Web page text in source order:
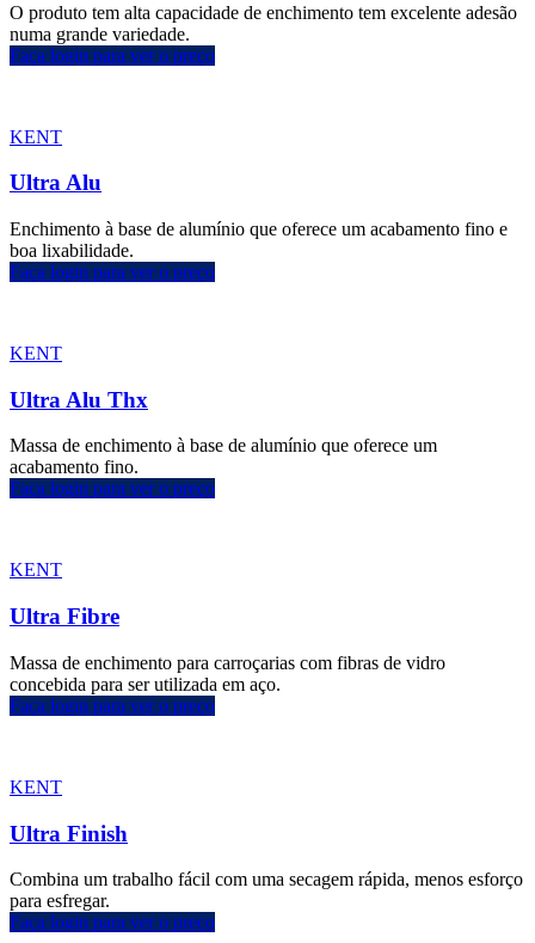
O produto tem alta capacidade de enchimento tem excelente adesão
numa grande variedade.
Faça login para ver o preço
KENT
Ultra Alu
Enchimento à base de alumínio que oferece um acabamento fino e
boa lixabilidade.
Faça login para ver o preço
KENT
Ultra Alu Thx
Massa de enchimento à base de alumínio que oferece um
acabamento fino.
Faça login para ver o preço
KENT
Ultra Fibre
Massa de enchimento para carroçarias com fibras de vidro
concebida para ser utilizada em aço.
Faça login para ver o preço
KENT
Ultra Finish
Combina um trabalho fácil com uma secagem rápida, menos esforço
para esfregar.
Faça login para ver o preço